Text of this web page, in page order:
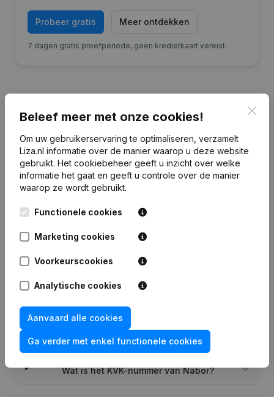
Probeer gratis Meer ontdekken
7 dagen gratis proefperiode, geen kredietkaart vereist.
Financiële gegevens van Nabor
2012 2011 2010
Eigen
Brutomarge €8.001.435 €
Personeel
Veelgestelde vragen
Wat is het KVK-nummer van Nabor?
Beleef meer met onze cookies!
Om uw gebruikerservaring te optimaliseren, verzamelt
Liza.nl informatie over de manier waarop u deze website
gebruikt. Het cookiebeheer geeft u inzicht over welke
informatie het gaat en geeft u controle over de manier
waarop ze wordt gebruikt.
Functionele cookies
Marketing cookies
Voorkeurscookies
Analytische cookies
Aanvaard alle cookies
Ga verder met enkel functionele cookies